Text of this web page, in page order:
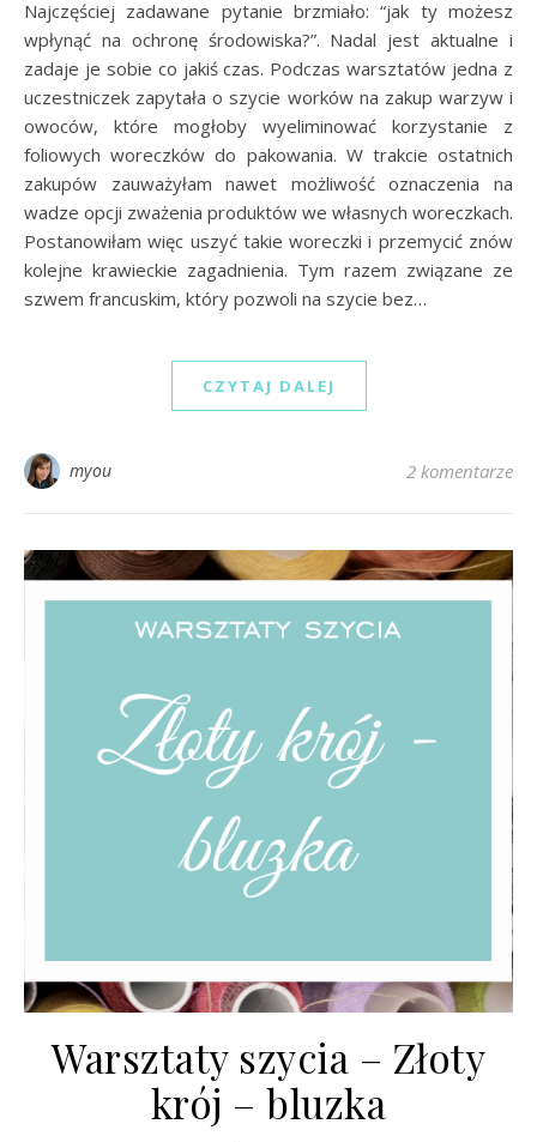
Najczęściej zadawane pytanie brzmiało: “jak ty możesz
wpłynąć na ochronę środowiska?”. Nadal jest aktualne i
zadaje je sobie co jakiś czas. Podczas warsztatów jedna z
uczestniczek zapytała o szycie worków na zakup warzyw i
owoców, które mogłoby wyeliminować korzystanie z
foliowych woreczków do pakowania. W trakcie ostatnich
zakupów zauważyłam nawet możliwość oznaczenia na
wadze opcji zważenia produktów we własnych woreczkach.
Postanowiłam więc uszyć takie woreczki i przemycić znów
kolejne krawieckie zagadnienia. Tym razem związane ze
szwem francuskim, który pozwoli na szycie bez…
CZYTAJ DALEJ
myou 2 komentarze
Warsztaty szycia – Złoty
krój – bluzka